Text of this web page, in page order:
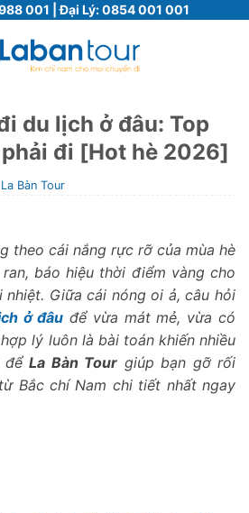
001 | Đại Lý:0854 001 001
du lịch ở đâu: Top
đi [Hot hè 2026]
La Bàn Tour
theo cái nắng rực rỡ của mùa hè
báo hiệu thời điểm vàng cho
nhiệt. Giữa cái nóng oi ả, câu hỏi
ở đâu để vừa mát mẻ, vừa có
lý luôn là bài toán khiến nhiều
đểLa Bàn Tour giúp bạn gỡ rối
Bắc chí Nam chi tiết nhất ngay